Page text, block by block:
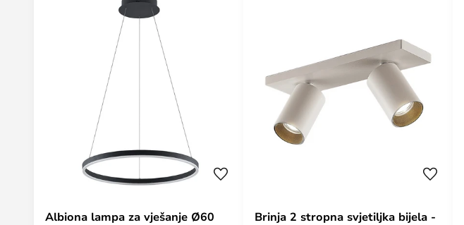
Albiona lampa za vješanje Ø60
Brinja 2 stropna svjetiljka bijela -